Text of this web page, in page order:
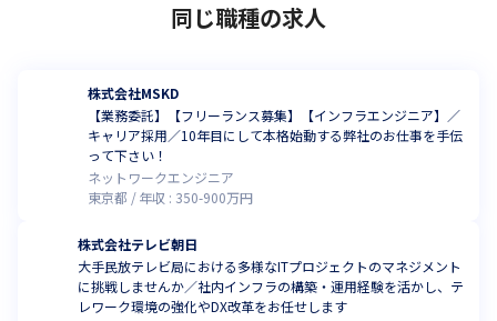
同じ職種の求人
株式会社MSKD
【業務委託】【フリーランス募集】【インフラエンジニア】／
キャリア採用／10年目にして本格始動する弊社のお仕事を手伝
って下さい！
ネットワークエンジニア
東京都
年収 : 350-900万円
株式会社テレビ朝日
大手民放テレビ局における多様なITプロジェクトのマネジメント
に挑戦しませんか／社内インフラの構築・運用経験を活かし、テ
レワーク環境の強化やDX改革をお任せします